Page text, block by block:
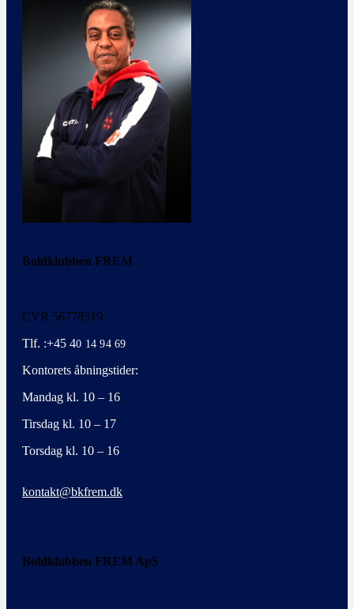
Boldklubben FREM
CVR 56778519
Tlf. :+45 40 14 94 69
Kontorets åbningstider:
Mandag kl. 10 – 16
Tirsdag kl. 10 – 17
Torsdag kl. 10 – 16
kontakt@bkfrem.dk
Boldklubben FREM ApS